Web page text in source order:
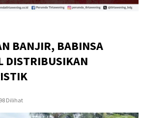
BANJIR, BABINSA
DISTRIBUSIKAN
Dilihat